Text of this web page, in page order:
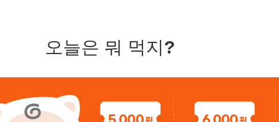
오늘은 뭐 먹지?